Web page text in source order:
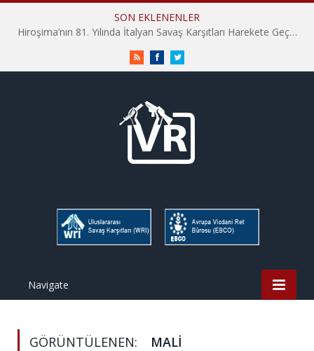
SON EKLENENLER
Hiroşima’nın 81. Yılında İtalyan Savaş Karşıtları Harekete Geçti: “Hatırlamak yeterli değil”
RSS FacebookTwitter
Navigate
GÖRÜNTÜLENEN: MALI